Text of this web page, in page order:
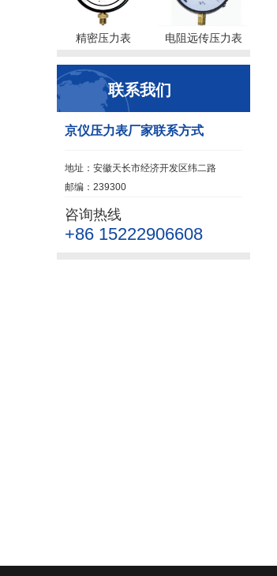
精密压力表 电阻远传压力表
联系我们
京仪压力表厂家联系方式
地址：安徽天长市经济开发区纬二路
邮编：239300
咨询热线
+86 15222906608